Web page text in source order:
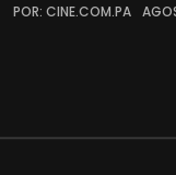
POR: CINE.COM.PA